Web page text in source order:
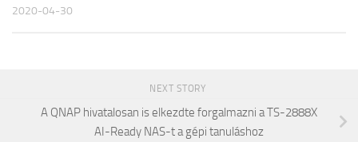
2020-04-30
NEXT STORY
A QNAP hivatalosan is elkezdte forgalmazni a TS-2888X
AI-Ready NAS-t a gépi tanuláshoz